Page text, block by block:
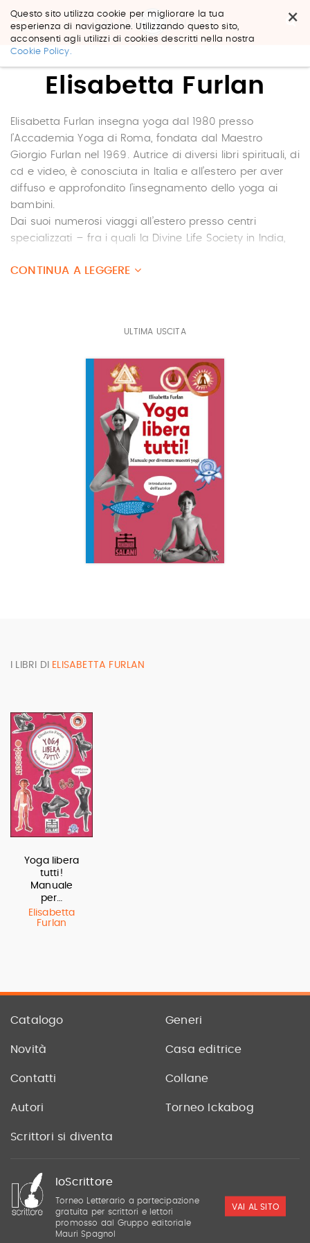
×
Questo sito utilizza cookie per migliorare la tua
esperienza di navigazione. Utilizzando questo sito,
acconsenti agli utilizzi di cookies descritti nella nostra
Cookie Policy.
Salta
navigazione
Elisabetta Furlan
Elisabetta Furlan insegna yoga dal 1980 presso
l’Accademia Yoga di Roma, fondata dal Maestro
Giorgio Furlan nel 1969. Autrice di diversi libri spirituali, di
cd e video, è conosciuta in Italia e all’estero per aver
diffuso e approfondito l’insegnamento dello yoga ai
bambini.
Dai suoi numerosi viaggi all’estero presso centri
specializzati – fra i quali la Divine Life Society in India,
mondo, e la Self Realization Fellowship in America,
CONTINUA A LEGGERE
ULTIMA USCITA
I LIBRI DI ELISABETTA FURLAN
Yoga libera
tutti!
Manuale
per…
Elisabetta
Furlan
Catalogo Generi
Novità Casa editrice
Contatti Collane
Autori Torneo Ickabog
Scrittori si diventa
IoScrittore
Torneo Letterario a partecipazione
gratuita per scrittori e lettori
promosso dal Gruppo editoriale
Mauri Spagnol
VAI AL SITO